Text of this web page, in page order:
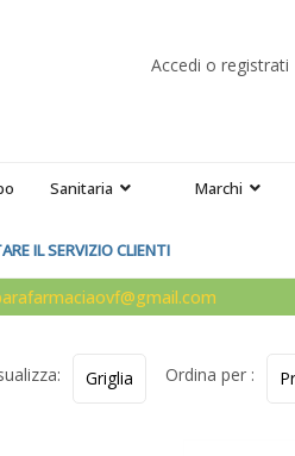
Accedi o registrati
Sanitaria Marchi
IL SERVIZIO CLIENTI
Ordina per :